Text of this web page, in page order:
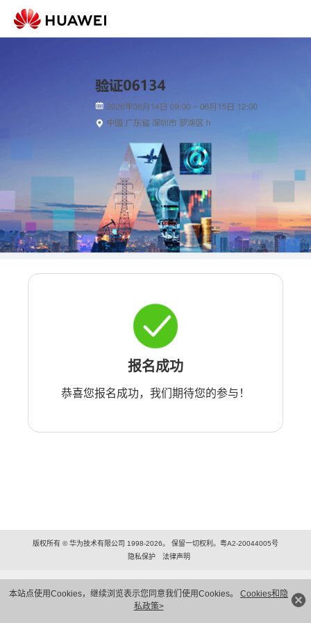
本站点使用Cookies，继续浏览表示您同意我们使用Cookies。 Cookies和隐
私政策>
报名成功
恭喜您报名成功，我们期待您的参与！
版权所有 © 华为技术有限公司 1998-2026。 保留一切权利。粤A2-20044005号
隐私保护
法律声明